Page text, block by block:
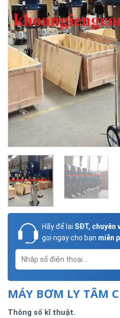
Hãy để lại SĐT, chuyên
gọi ngay cho bạn miễn
MÁY BƠM LY TÂM
Thông số kĩ thuật.